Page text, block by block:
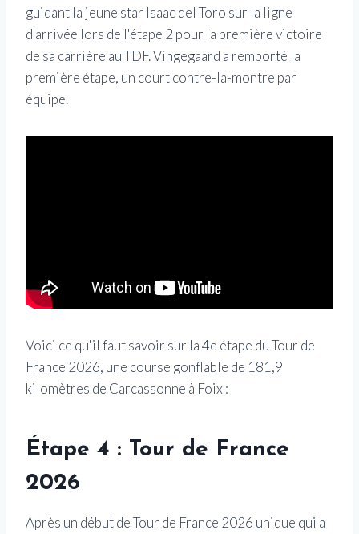
guidant la jeune star Isaac del Toro sur la ligne
d'arrivée lors de l'étape 2 pour la première victoire
de sa carrière au TDF. Vingegaard a remporté la
première étape, un court contre-la-montre par
équipe.
Voici ce qu'il faut savoir sur la 4e étape du Tour de
France 2026, une course gonflable de 181,9
kilomètres de Carcassonne à Foix :
Étape 4 : Tour de France
2026
Après un début de Tour de France 2026 unique qui a